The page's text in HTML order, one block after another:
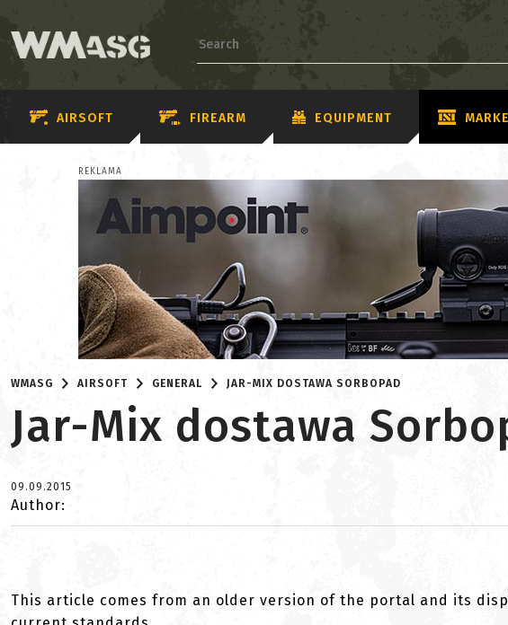
AIRSOFT FIREARM EQUIPMENT
REKLAMA
WMASG AIRSOFT GENERAL JAR-MIX DOSTAWA SORBOPAD
Jar-Mix dostawa
09.09.2015
Author:
This article comes from an older version of the portal and its